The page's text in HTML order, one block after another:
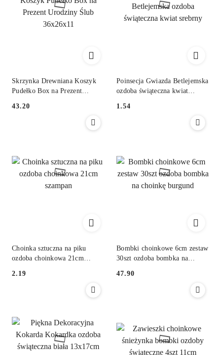
Skrzynka Drewniana Koszyk
Pudełko Box na Prezent
43.20
Poinsecja Gwiazda Betlejemska
ozdoba świąteczna kwiat
1.54
Choinka sztuczna na piku
ozdoba choinkowa 21cm
Cena:
2.19
Bombki choinkowe 6cm zestaw
30szt ozdoba bombka na
Cena:
47.90